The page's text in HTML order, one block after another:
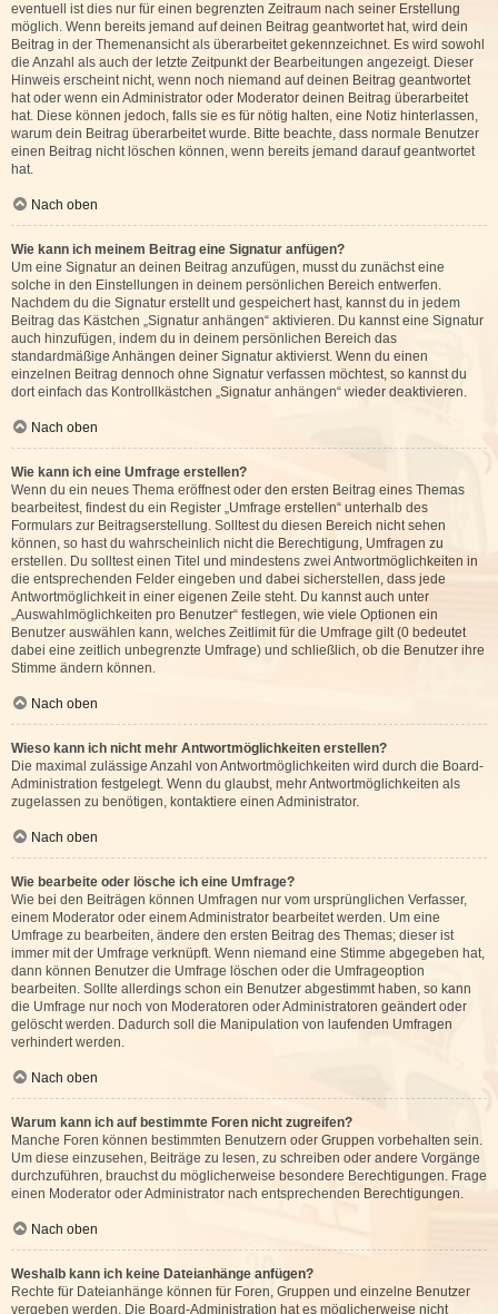
eventuell ist dies nur für einen begrenzten Zeitraum nach seiner Erstellung
möglich. Wenn bereits jemand auf deinen Beitrag geantwortet hat, wird dein
Beitrag in der Themenansicht als überarbeitet gekennzeichnet. Es wird sowohl
die Anzahl als auch der letzte Zeitpunkt der Bearbeitungen angezeigt. Dieser
Hinweis erscheint nicht, wenn noch niemand auf deinen Beitrag geantwortet
hat oder wenn ein Administrator oder Moderator deinen Beitrag überarbeitet
hat. Diese können jedoch, falls sie es für nötig halten, eine Notiz hinterlassen,
warum dein Beitrag überarbeitet wurde. Bitte beachte, dass normale Benutzer
einen Beitrag nicht löschen können, wenn bereits jemand darauf geantwortet
hat.
Nach oben
Wie kann ich meinem Beitrag eine Signatur anfügen?
Um eine Signatur an deinen Beitrag anzufügen, musst du zunächst eine
solche in den Einstellungen in deinem persönlichen Bereich entwerfen.
Nachdem du die Signatur erstellt und gespeichert hast, kannst du in jedem
Beitrag das Kästchen „Signatur anhängen“ aktivieren. Du kannst eine Signatur
auch hinzufügen, indem du in deinem persönlichen Bereich das
standardmäßige Anhängen deiner Signatur aktivierst. Wenn du einen
einzelnen Beitrag dennoch ohne Signatur verfassen möchtest, so kannst du
dort einfach das Kontrollkästchen „Signatur anhängen“ wieder deaktivieren.
Nach oben
Wie kann ich eine Umfrage erstellen?
Wenn du ein neues Thema eröffnest oder den ersten Beitrag eines Themas
bearbeitest, findest du ein Register „Umfrage erstellen“ unterhalb des
Formulars zur Beitragserstellung. Solltest du diesen Bereich nicht sehen
können, so hast du wahrscheinlich nicht die Berechtigung, Umfragen zu
erstellen. Du solltest einen Titel und mindestens zwei Antwortmöglichkeiten in
die entsprechenden Felder eingeben und dabei sicherstellen, dass jede
Antwortmöglichkeit in einer eigenen Zeile steht. Du kannst auch unter
„Auswahlmöglichkeiten pro Benutzer“ festlegen, wie viele Optionen ein
Benutzer auswählen kann, welches Zeitlimit für die Umfrage gilt (0 bedeutet
dabei eine zeitlich unbegrenzte Umfrage) und schließlich, ob die Benutzer ihre
Stimme ändern können.
Nach oben
Wieso kann ich nicht mehr Antwortmöglichkeiten erstellen?
Die maximal zulässige Anzahl von Antwortmöglichkeiten wird durch die Board-
Administration festgelegt. Wenn du glaubst, mehr Antwortmöglichkeiten als
zugelassen zu benötigen, kontaktiere einen Administrator.
Nach oben
Wie bearbeite oder lösche ich eine Umfrage?
Wie bei den Beiträgen können Umfragen nur vom ursprünglichen Verfasser,
einem Moderator oder einem Administrator bearbeitet werden. Um eine
Umfrage zu bearbeiten, ändere den ersten Beitrag des Themas; dieser ist
immer mit der Umfrage verknüpft. Wenn niemand eine Stimme abgegeben hat,
dann können Benutzer die Umfrage löschen oder die Umfrageoption
bearbeiten. Sollte allerdings schon ein Benutzer abgestimmt haben, so kann
die Umfrage nur noch von Moderatoren oder Administratoren geändert oder
gelöscht werden. Dadurch soll die Manipulation von laufenden Umfragen
verhindert werden.
Nach oben
Warum kann ich auf bestimmte Foren nicht zugreifen?
Manche Foren können bestimmten Benutzern oder Gruppen vorbehalten sein.
Um diese einzusehen, Beiträge zu lesen, zu schreiben oder andere Vorgänge
durchzuführen, brauchst du möglicherweise besondere Berechtigungen. Frage
einen Moderator oder Administrator nach entsprechenden Berechtigungen.
Nach oben
Weshalb kann ich keine Dateianhänge anfügen?
Rechte für Dateianhänge können für Foren, Gruppen und einzelne Benutzer
vergeben werden. Die Board-Administration hat es möglicherweise nicht